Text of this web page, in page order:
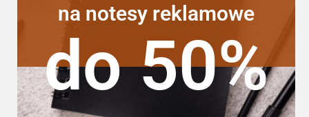
na notesy reklamowe
do 50%